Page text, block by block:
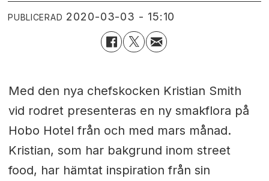
PUBLICERAD 2020-03-03 - 15:10
Med den nya chefskocken Kristian Smith
vid rodret presenteras en ny smakflora på
Hobo Hotel från och med mars månad.
Kristian, som har bakgrund inom street
food, har hämtat inspiration från sin